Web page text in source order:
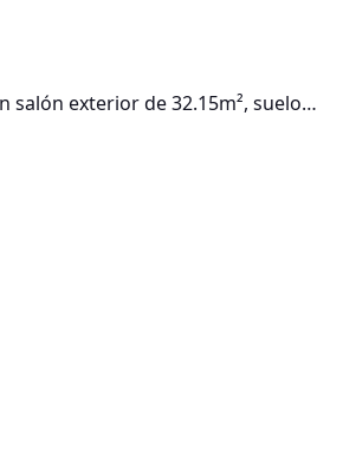
salón exterior de 32.15m², suelo…